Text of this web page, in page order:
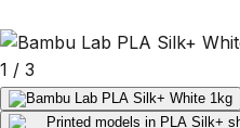
1 / 3